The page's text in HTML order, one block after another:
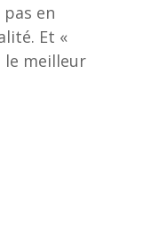
en
Et «
le meilleur